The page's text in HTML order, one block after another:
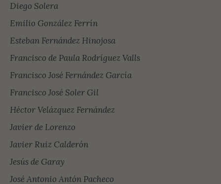
Diego Solera
Emilio González Ferrín
Esteban Fernández Hinojosa
Francisco de Paula Rodríguez Valls
Francisco José Fernández García
Francisco José Soler Gil
Héctor Velázquez Fernández
Javier de Lorenzo
Javier Ruiz Calderón
Jesús de Garay
José Antonio Antón Pacheco